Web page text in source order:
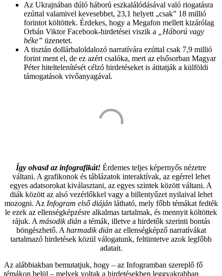
Az Ukrajnában dúló háború eszkalálódásával való riogatásra
ezúttal valamivel kevesebbet, 23,1 helyett „csak” 18 millió
forintot költöttek. Érdekes, hogy a Megafon mellett kizárólag
Orbán Viktor Facebook-hirdetései viszik a
„Háború vagy
béke” üzenetet.
A tisztán dollárbaloldalozó narratívára ezúttal csak 7,9 millió
forint ment el, de ez azért csalóka, mert az elsősorban Magyar
Péter hiteltelenítését célzó hirdetéseket is átitatják a külföldi
támogatások vivőanyagával.
Így olvasd az infografikát! Érdemes teljes képernyős nézetre
váltani. A grafikonok és táblázatok interaktívak, az egérrel lehet
egyes adatsorokat kiválasztani, az egyes szintek között váltani. A
diák között az alsó vezérlőkkel vagy a billentyűzet nyilaival lehet
mozogni. Az Infogram első diájánlátható, mely főbb témákat fedték
le ezek az ellenségképzésre alkalmas tartalmak, és mennyit költöttek
rájuk. A második diána témák, illetve a hirdetők szerinti bontás
böngészhető. A harmadik diánaz ellenségképző narratívákat
tartalmazó hirdetések közül válogatunk, feltüntetve azok legfőbb
adatait.
Az alábbiakban bemutatjuk, hogy – az Infogramban szereplő fő
témákon belül – melyek voltak a hirdetésekben leggyakrabban